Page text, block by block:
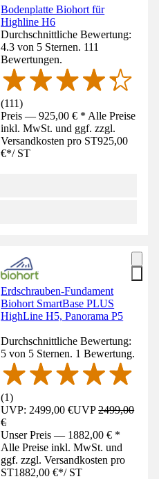
Bodenplatte Biohort für
Highline H6
Durchschnittliche Bewertung:
4.3 von 5 Sternen. 111
Bewertungen.
(111)
Preis — 925,00 € * Alle Preise
inkl. MwSt. und ggf. zzgl.
Versandkosten pro ST925,00
€*/ ST
Erdschrauben-Fundament
Biohort SmartBase PLUS
HighLine H5, Panorama P5
Durchschnittliche Bewertung:
5 von 5 Sternen. 1 Bewertung.
(1)
UVP: 2499,00 €UVP2499,00
€
Unser Preis — 1882,00 € *
Alle Preise inkl. MwSt. und
ggf. zzgl. Versandkosten pro
ST1882,00 €*/ ST